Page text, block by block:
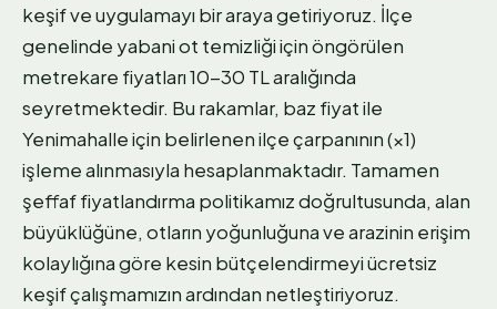
keşif ve uygulamayı bir araya getiriyoruz. İlçe
genelinde yabani ot temizliği için öngörülen
metrekare fiyatları 10-30 TL aralığında
seyretmektedir. Bu rakamlar, baz fiyat ile
Yenimahalle için belirlenen ilçe çarpanının (×1)
işleme alınmasıyla hesaplanmaktadır. Tamamen
şeffaf fiyatlandırma politikamız doğrultusunda, alan
büyüklüğüne, otların yoğunluğuna ve arazinin erişim
kolaylığına göre kesin bütçelendirmeyi ücretsiz
keşif çalışmamızın ardından netleştiriyoruz.